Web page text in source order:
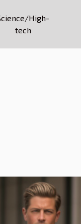
High-
tech